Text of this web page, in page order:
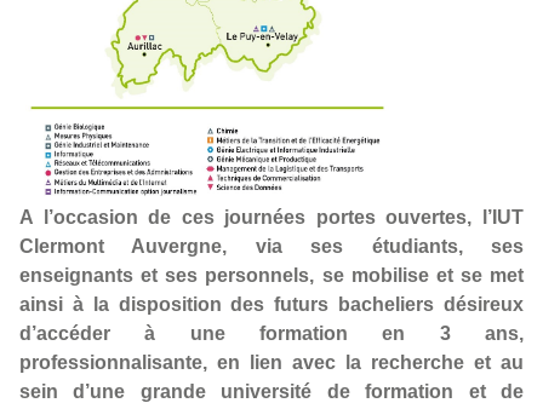
A l’occasion de ces journées portes ouvertes, l’IUT
Clermont Auvergne, via ses étudiants, ses
enseignants et ses personnels, se mobilise et se met
ainsi à la disposition des futurs bacheliers désireux
d’accéder à une formation en 3 ans,
professionnalisante, en lien avec la recherche et au
sein d’une grande université de formation et de